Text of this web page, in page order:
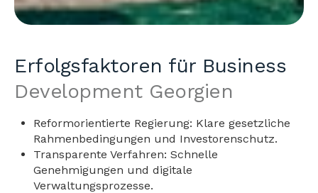
Erfolgsfaktoren für Business
Development Georgien
Reformorientierte Regierung: Klare gesetzliche
Rahmenbedingungen und Investoren­schutz.
Transparente Verfahren: Schnelle
Genehmigungen und digitale
Verwaltungsprozesse.